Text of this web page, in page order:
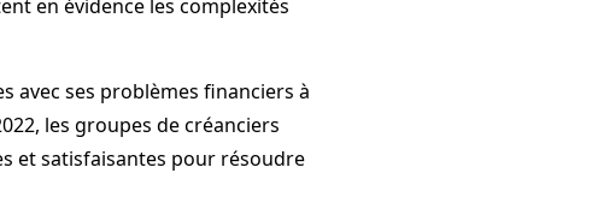
en évidence les complexités
avec ses problèmes financiers à
les groupes de créanciers
et satisfaisantes pour résoudre